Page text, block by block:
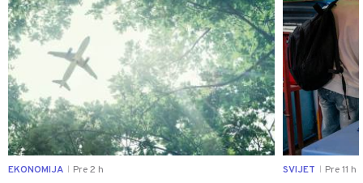
EKONOMIJA Pre 2 h SVIJET Pre 11 h